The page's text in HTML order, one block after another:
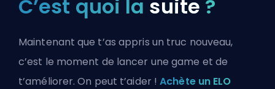
C’est quoi la suite ?
Maintenant que t’as appris un truc nouveau,
c’est le moment de lancer une game et de
t’améliorer. On peut t’aider !Achète un ELO